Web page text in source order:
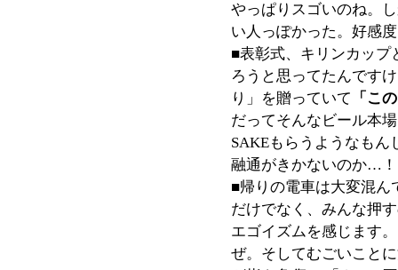
やっぱりスゴいのね。
い人っぽかった。好感
■表彰式、キリンカップ
ろうと思ってたんです
り」を贈っていて
「こ
だってそんなビール本
SAKEもらうようなも
融通がきかないのか…！
■帰りの電車は大変混ん
だけでなく、みんな押
エゴイズムを感じます
ぜ。そしてむごいこと